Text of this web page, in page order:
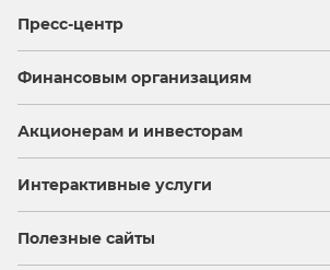
Пресс-центр
Финансовым организациям
Акционерам и инвесторам
Интерактивные услуги
Полезные сайты